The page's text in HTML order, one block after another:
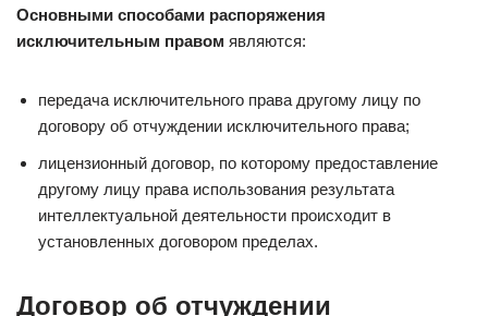
Основными способами распоряжения
исключительным правом являются:
передача исключительного права другому лицу по
договору об отчуждении исключительного права;
лицензионный договор, по которому предоставление
другому лицу права использования результата
интеллектуальной деятельности происходит в
установленных договором пределах.
Договор об отчуждении